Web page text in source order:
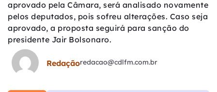
aprovado pela Câmara, será analisado novamente
pelos deputados, pois sofreu alterações. Caso seja
aprovado, a proposta seguirá para sanção do
presidente Jair Bolsonaro.
Redaçãoredacao@cdlfm.com.br